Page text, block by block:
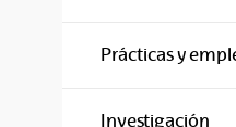
Prácticas y
Investigación